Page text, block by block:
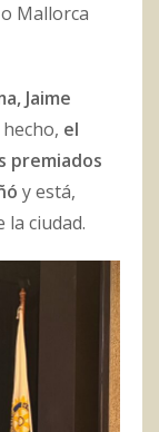
Mallorca
Jaime
el
premiados
y está,
la ciudad.